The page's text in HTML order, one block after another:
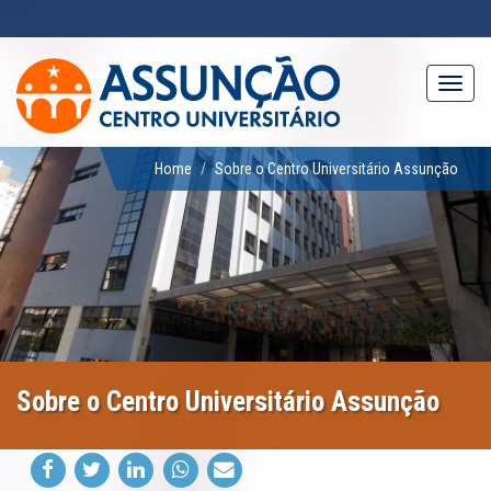
conteúdo
principal
Home Sobre o Centro Universitário Assunção
Sobre o Centro Universitário Assunção